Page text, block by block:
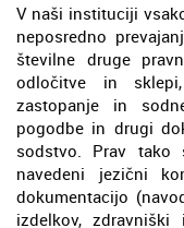
V naši instituciji
neposredno
številne druge
odločitve in
zastopanje in
pogodbe in drugi
sodstvo. Prav
navedeni jezični
dokumentacijo
izdelkov,